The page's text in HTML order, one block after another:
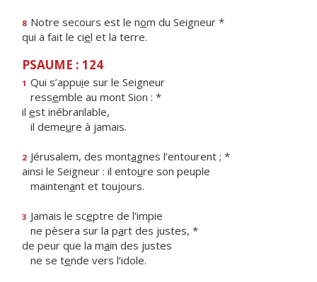
8 Notre secours est le nom du Seigneur *
qui a fait le ciel et la terre.
PSAUME : 124
1 Qui s’appuie sur le Seigneur
ressemble au mont Sion : *
il est inébranlable,
il demeure à jamais.
2 Jérusalem, des montagnes l’entourent ; *
ainsi le Seigneur : il entoure son peuple
maintenant et toujours.
3 Jamais le sceptre de l’impie
ne pèsera sur la part des justes, *
de peur que la main des justes
ne se tende vers l’idole.